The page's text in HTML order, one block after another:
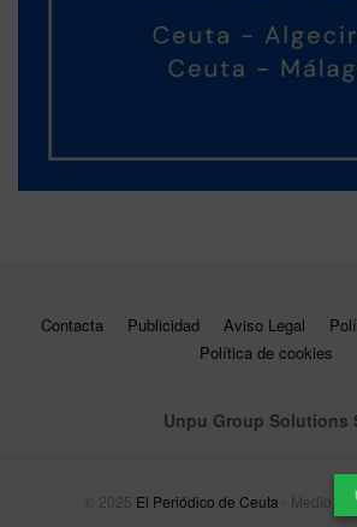
Contacta Publicidad Aviso Legal
Política de cookies
Unpu Group Solutions
© 2025 El Periódico de Ceuta - Medio